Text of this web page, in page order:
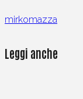
mirkomazza
Leggi anche